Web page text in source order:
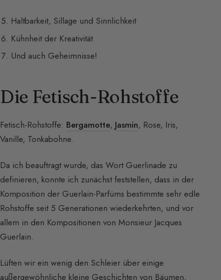
Haltbarkeit, Sillage und Sinnlichkeit
Kühnheit der Kreativität
Und auch Geheimnisse!
Die Fetisch-Rohstoffe
Fetisch-Rohstoffe: Bergamotte, Jasmin, Rose, Iris,
Vanille, Tonkabohne.
Da ich beauftragt wurde, das Wort Guerlinade zu
definieren, konnte ich zunächst feststellen, dass in der
Komposition der Guerlain-Parfüms bestimmte sehr edle
Rohstoffe seit 5 Generationen wiederkehrten, und vor
allem in den Kompositionen von Monsieur Jacques
Guerlain.
Lüften wir ein wenig den Schleier über einige
außergewöhnliche kleine Geschichten von Bäumen,